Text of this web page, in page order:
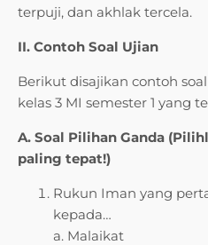
terpuji, dan akhlak tercela.
II. Contoh Soal Ujian
Berikut disajikan contoh
kelas 3 MI semester 1 yang
A. Soal Pilihan Ganda
paling tepat!)
Rukun Iman yang
kepada…
a. Malaikat